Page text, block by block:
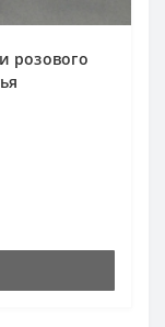
розового